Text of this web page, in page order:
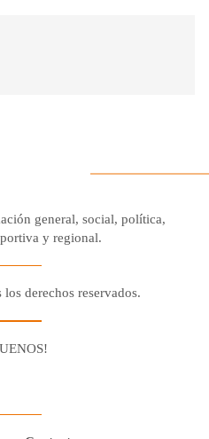
general, social, política,
y regional.
derechos reservados.